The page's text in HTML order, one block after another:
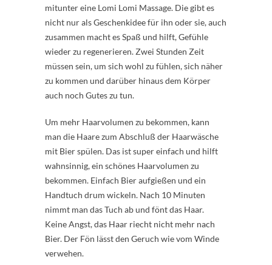
mitunter eine Lomi Lomi Massage. Die gibt es
nicht nur als Geschenkidee für ihn oder sie, auch
zusammen macht es Spaß und hilft, Gefühle
wieder zu regenerieren. Zwei Stunden Zeit
müssen sein, um sich wohl zu fühlen, sich näher
zu kommen und darüber hinaus dem Körper
auch noch Gutes zu tun.
Um mehr Haarvolumen zu bekommen, kann
man die Haare zum Abschluß der Haarwäsche
mit Bier spülen. Das ist super einfach und hilft
wahnsinnig, ein schönes Haarvolumen zu
bekommen. Einfach Bier aufgießen und ein
Handtuch drum wickeln. Nach 10 Minuten
nimmt man das Tuch ab und fönt das Haar.
Keine Angst, das Haar riecht nicht mehr nach
Bier. Der Fön lässt den Geruch wie vom Winde
verwehen.